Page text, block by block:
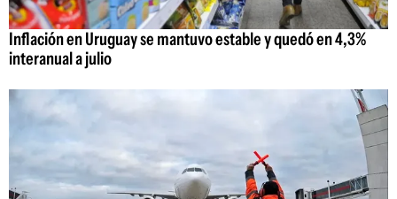
Inflación en Uruguay se mantuvo estable y quedó en 4,3%
interanual a julio